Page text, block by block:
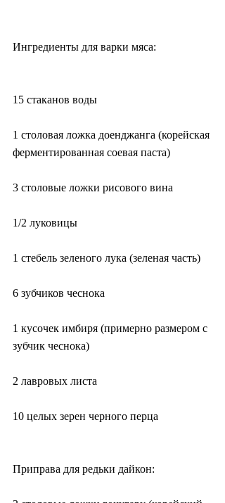
Ингредиенты для варки мяса:
15 стаканов воды
1 столовая ложка доенджанга (корейская
ферментированная соевая паста)
3 столовые ложки рисового вина
1/2 луковицы
1 стебель зеленого лука (зеленая часть)
6 зубчиков чеснока
1 кусочек имбиря (примерно размером с
зубчик чеснока)
2 лавровых листа
10 целых зерен черного перца
Приправа для редьки дайкон: